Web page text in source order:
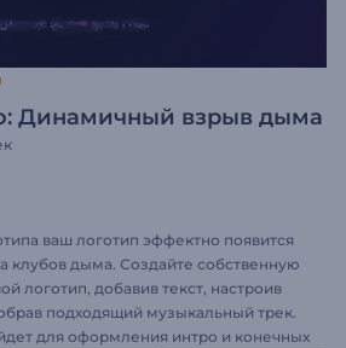
Динамичный взрыв дыма
ваш логотип эффектно появится
клубов дыма. Создайте собственную
логотип, добавив текст, настроив
подходящий музыкальный трек.
для оформления интро и конечных